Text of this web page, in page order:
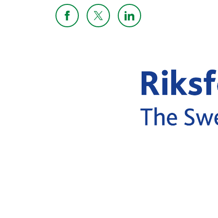
Dela sidan på Facebook
Dela sidan på XDela sidan på